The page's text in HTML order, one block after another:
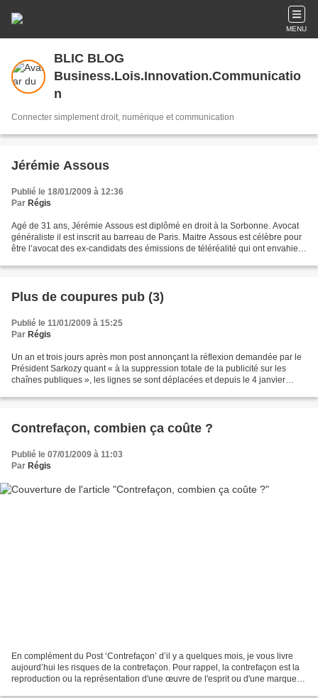
MENU
BLIC BLOG
Business.Lois.Innovation.Communicatio
n
Connecter simplement droit, numérique et communication
Jérémie Assous
Publié le 18/01/2009 à 12:36
Par Régis
Agé de 31 ans, Jérémie Assous est diplômé en droit à la Sorbonne. Avocat
généraliste il est inscrit au barreau de Paris. Maitre Assous est célèbre pour
être l’avocat des ex-candidats des émissions de téléréalité qui ont envahies
Plus de coupures pub (3)
Publié le 11/01/2009 à 15:25
Par Régis
Un an et trois jours après mon post annonçant la réflexion demandée par le
Président Sarkozy quant « à la suppression totale de la publicité sur les
chaînes publiques », les lignes se sont déplacées et depuis le 4 janvier
Contrefaçon, combien ça coûte ?
Publié le 07/01/2009 à 11:03
Par Régis
En complément du Post ‘Contrefaçon’ d’il y a quelques mois, je vous livre
aujourd’hui les risques de la contrefaçon. Pour rappel, la contrefaçon est la
reproduction ou la représentation d'une œuvre de l'esprit ou d'une marque